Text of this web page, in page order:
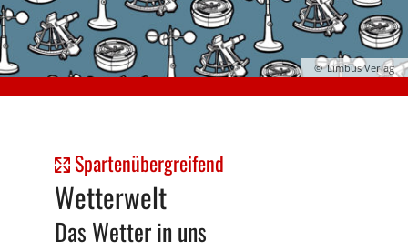
Limbus Verlag
Spartenübergreifend
Wetterwelt
Das Wetter in uns